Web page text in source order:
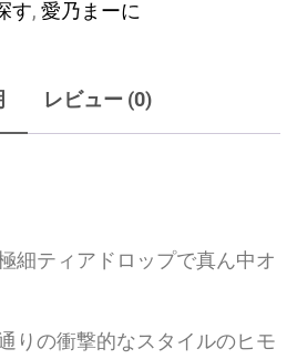
す, 愛乃まーに
レビュー (0)
細ティアドロップで真ん中オ
りの衝撃的なスタイルのヒモ